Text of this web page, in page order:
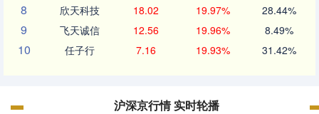
8 欣天科技 18.02 19.97% 28.44%
9 飞天诚信 12.56 19.96% 8.49%
10 任子行 7.16 19.93% 31.42%
沪深京行情 实时轮播